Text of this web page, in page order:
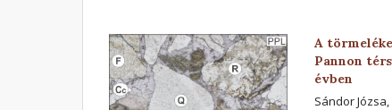
A
Pannon
évben
Sándor